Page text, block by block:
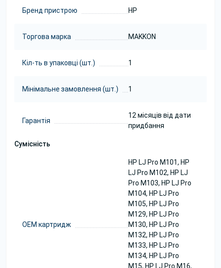
Бренд пристрою HP
Торгова марка MAKKON
Кіл-ть в упаковці (шт.) 1
Мінімальне замовлення (шт.) 1
Гарантія
12 місяців від дати
придбання
Сумісність
ОЕМ картридж
HP LJ Pro M101, HP
LJ Pro M102, HP LJ
Pro M103, HP LJ Pro
M104, HP LJ Pro
M105, HP LJ Pro
M129, HP LJ Pro
M130, HP LJ Pro
M132, HP LJ Pro
M133, HP LJ Pro
M134, HP LJ Pro
M15, HP LJ Pro M16,